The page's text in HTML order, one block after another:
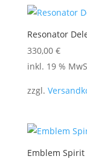
gewählt
werden
Varianten
Die
Optionen
können
auf
gewählt
werden
Resonator
330,00 €
inkl. 19 %
zzgl.
Emblem Spirit